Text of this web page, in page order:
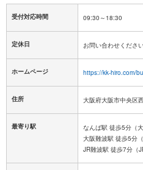
受付対応時間
定休日
ホームページ https://kk-hiro.com/
住所 大阪府大阪市中央区
最寄り駅
なんば駅 徒歩5分（
大阪難波駅 徒歩5分
JR難波駅 徒歩7分（